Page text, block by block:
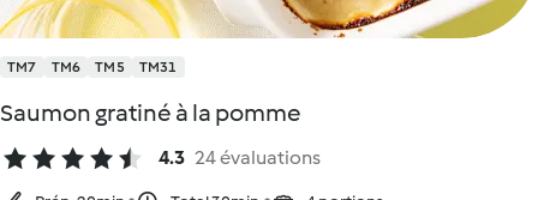
TM7 TM6 TM5 TM31
Saumon gratiné à la pomme
4.3 24 évaluations